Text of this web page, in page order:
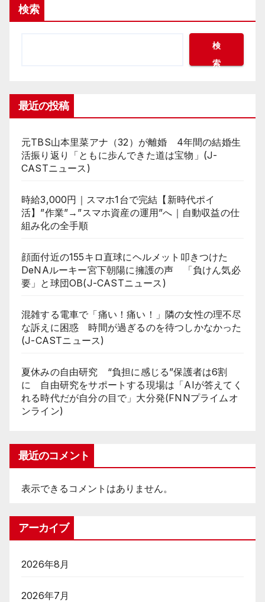
検索
検
索
最近の投稿
元TBS山本里菜アナ（32）が離婚 4年間の結婚生
活振り返り「ともに歩んできた道は宝物」(J-
CASTニュース)
時給3,000円｜スマホ1台で完結【新時代ポイ
活】”作業”→”スマホ資産の運用”へ｜自動収益の仕
組み化の全手順
顔面付近の155キロ直球にヘルメット叩きつけた
DeNAルーキー宮下朝陽に擁護の声 「負けん気必
要」と球団OB(J-CASTニュース)
混雑する電車で「痛い！痛い！」隣の女性の理不尽
な訴えに困惑 時間が過ぎるのを待つしかなかった
(J-CASTニュース)
夏休みの自由研究 “負担に感じる”保護者は6割
に 自由研究をサポートする現場は「AIが答えてく
れる時代だが自分の目で」大分発(FNNプライムオ
ンライン)
最近のコメント
表示できるコメントはありません。
アーカイブ
2026年8月
2026年7月